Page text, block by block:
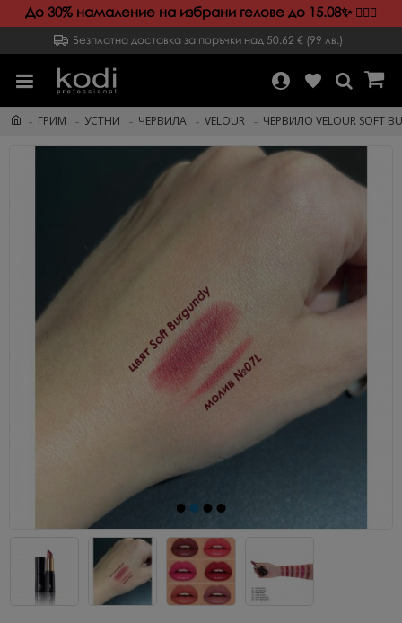
До 30% намаление на избрани гелове до 15.08✨️💁🏻‍♀️
Безплатна доставка за поръчки над 50.62 € (99 лв.)
ГРИМ УСТНИ ЧЕРВИЛА VELOUR ЧЕРВИЛО VELOUR SOFT